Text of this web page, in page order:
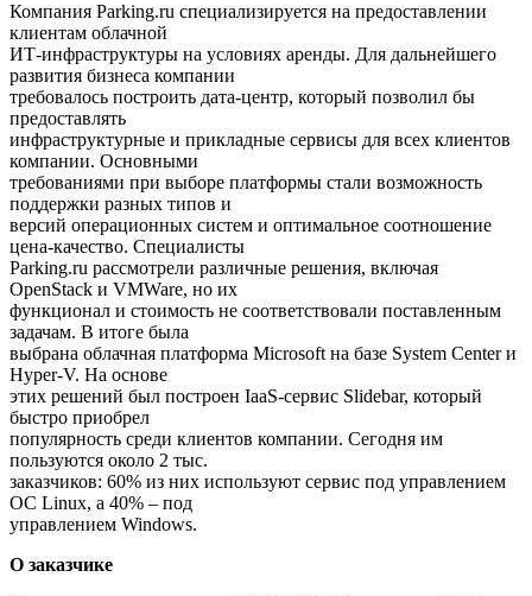
Компания Parking.ru специализируется на предоставлении
клиентам облачной
ИТ-инфраструктуры на условиях аренды. Для дальнейшего
развития бизнеса компании
требовалось построить дата-центр, который позволил бы
предоставлять
инфраструктурные и прикладные сервисы для всех клиентов
компании. Основными
требованиями при выборе платформы стали возможность
поддержки разных типов и
версий операционных систем и оптимальное соотношение
цена-качество. Специалисты
Parking.ru рассмотрели различные решения, включая
OpenStack и VMWare, но их
функционал и стоимость не соответствовали поставленным
задачам. В итоге была
выбрана облачная платформа Microsoft на базе System Center и
Hyper-V. На основе
этих решений был построен IaaS-сервис Slidebar, который
быстро приобрел
популярность среди клиентов компании. Сегодня им
пользуются около 2 тыс.
заказчиков: 60% из них используют сервис под управлением
OC Linux, а 40% – под
управлением Windows.
О заказчике